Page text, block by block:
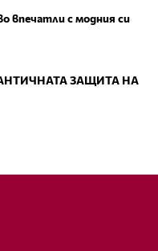
впечатли с модния си
ЗАЩИТА НА